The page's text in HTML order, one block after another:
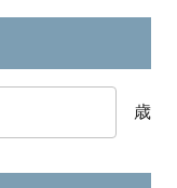
歳